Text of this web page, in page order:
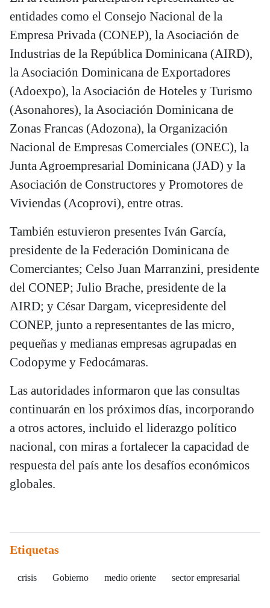
entidades como el Consejo Nacional de la
Empresa Privada (CONEP), la Asociación de
Industrias de la República Dominicana (AIRD),
la Asociación Dominicana de Exportadores
(Adoexpo), la Asociación de Hoteles y Turismo
(Asonahores), la Asociación Dominicana de
Zonas Francas (Adozona), la Organización
Nacional de Empresas Comerciales (ONEC), la
Junta Agroempresarial Dominicana (JAD) y la
Asociación de Constructores y Promotores de
Viviendas (Acoprovi), entre otras.
También estuvieron presentes Iván García,
presidente de la Federación Dominicana de
Comerciantes; Celso Juan Marranzini, presidente
del CONEP; Julio Brache, presidente de la
AIRD; y César Dargam, vicepresidente del
CONEP, junto a representantes de las micro,
pequeñas y medianas empresas agrupadas en
Codopyme y Fedocámaras.
Las autoridades informaron que las consultas
continuarán en los próximos días, incorporando
a otros actores, incluido el liderazgo político
nacional, con miras a fortalecer la capacidad de
respuesta del país ante los desafíos económicos
globales.
Etiquetas
crisis Gobierno medio oriente sector empresarial